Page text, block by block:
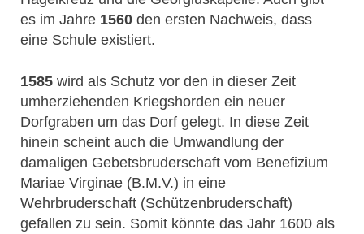
es im Jahre 1560 den ersten Nachweis, dass
eine Schule existiert.
1585 wird als Schutz vor den in dieser Zeit
umherziehenden Kriegshorden ein neuer
Dorfgraben um das Dorf gelegt. In diese Zeit
hinein scheint auch die Umwandlung der
damaligen Gebetsbruderschaft vom Benefizium
Mariae Virginae (B.M.V.) in eine
Wehrbruderschaft (Schützenbruderschaft)
gefallen zu sein. Somit könnte das Jahr 1600 als